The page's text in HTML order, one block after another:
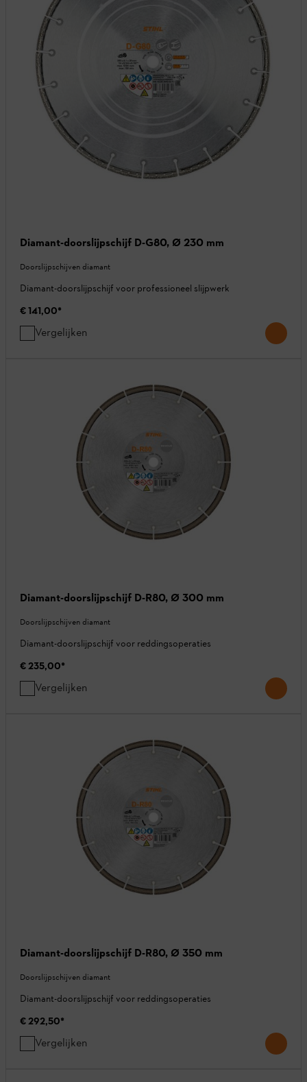
Diamant-doorslijpschijf D-G80, Ø 230 mm
Doorslijpschijven diamant
Diamant-doorslijpschijf voor professioneel slijpwerk
€ 141,00*
Vergelijken
Diamant-doorslijpschijf D-R80, Ø 300 mm
Doorslijpschijven diamant
Diamant-doorslijpschijf voor reddingsoperaties
€ 235,00*
Vergelijken
Diamant-doorslijpschijf D-R80, Ø 350 mm
Doorslijpschijven diamant
Diamant-doorslijpschijf voor reddingsoperaties
€ 292,50*
Vergelijken